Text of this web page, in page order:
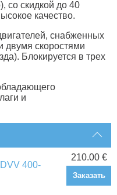
со скидкой до 40
качество.
снабженных
двумя скоростями
Блокируется в трех
и
400-
210.00 €
Заказать